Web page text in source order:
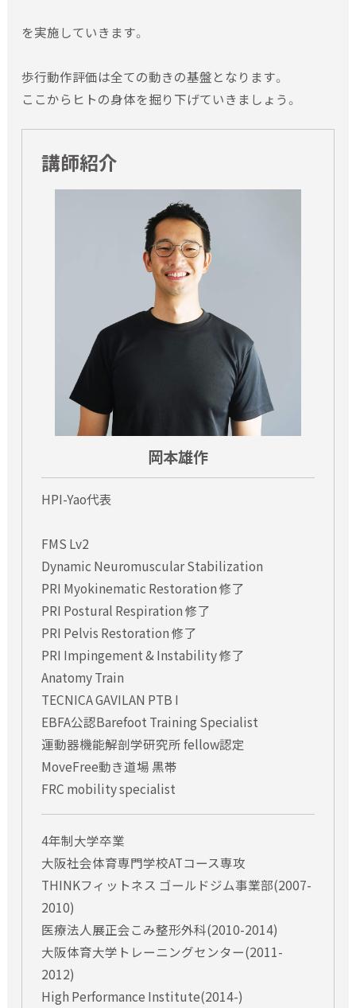
を実施していきます。
歩行動作評価は全ての動きの基盤となります。
ここからヒトの身体を掘り下げていきましょう。
講師紹介
岡本雄作
HPI-Yao代表
FMS Lv2
Dynamic Neuromuscular Stabilization
PRI Myokinematic Restoration 修了
PRI Postural Respiration 修了
PRI Pelvis Restoration 修了
PRI Impingement & Instability 修了
Anatomy Train
TECNICA GAVILAN PTB I
EBFA公認Barefoot Training Specialist
運動器機能解剖学研究所 fellow認定
MoveFree動き道場 黒帯
FRC mobility specialist
4年制大学卒業
大阪社会体育専門学校ATコース専攻
THINKフィットネス ゴールドジム事業部(2007-
2010)
医療法人展正会こみ整形外科(2010-2014)
大阪体育大学トレーニングセンター(2011-
2012)
High Performance Institute(2014-)
キャンセルとさせていただく場合もございます。
の返金は致します。ただし、セミナー日の2週間以内でのキャ
ンセルの場合は受講料返金は致しかねますので、ご了承くだ
代理出席をご利用される場合、講義資料・領収書等は代理人の
方にお渡し致します。事前連絡がない場合の代理出席は、セミ
・領収書は、セミナー開催当日に受付にてお渡し致します。紛
失等による領収証の再発行はできかねます。
・2週間前までの申込みキャンセルの場合は、指定口座にセミ
ナー料金の払い戻しを致します。振込手数料等は、差し引いた
金額となりますので予めご了承ください。
セミナー申込みについて
・電話番号、メールアドレスなどの申込み情報の誤り、メール
着信制限などによって連絡事項の伝達が遅れるような場合、
当方ではこれについて一切の責任を負いかねます。セミナー
申込み後１週間以内に当方より連絡が無い場合、お手数です
・講義中の動画撮影・録音等の行為は原則お断りさせていただ
いております。
※セミナー講師により、写真撮影がNGの場合、動画等も許可
される場合もございます。セミナー当日にアナウンス致しま
すので、よろしくお願い致します。
※セミナー規約についてのご不明な点等は、お問合せフォー
ムよりお問合せ下さい。